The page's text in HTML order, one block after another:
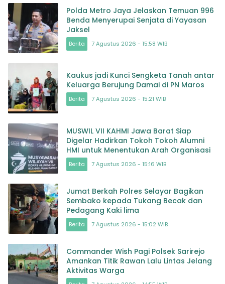
Polda Metro Jaya Jelaskan Temuan 996
Benda Menyerupai Senjata di Yayasan
Jaksel
Berita 7 Agustus 2026 - 15:58 WIB
Kaukus jadi Kunci Sengketa Tanah antar
Keluarga Berujung Damai di PN Maros
Berita 7 Agustus 2026 - 15:21 WIB
MUSWIL VII KAHMI Jawa Barat Siap
Digelar Hadirkan Tokoh Tokoh Alumni
HMI untuk Menentukan Arah Organisasi
Berita 7 Agustus 2026 - 15:16 WIB
Jumat Berkah Polres Selayar Bagikan
Sembako kepada Tukang Becak dan
Pedagang Kaki lima
Berita 7 Agustus 2026 - 15:02 WIB
Commander Wish Pagi Polsek Sarirejo
Amankan Titik Rawan Lalu Lintas Jelang
Aktivitas Warga